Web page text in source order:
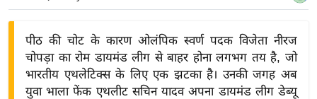
ने
द्यो
पीठ की चोट के कारण ओलंपिक स्वर्ण पदक विजेता नीरज
चोपड़ा का रोम डायमंड लीग से बाहर होना लगभग तय है, जो
भारतीय एथलेटिक्स के लिए एक झटका है। उनकी जगह अब
युवा भाला फेंक एथलीट सचिन यादव अपना डायमंड लीग डेब्यू